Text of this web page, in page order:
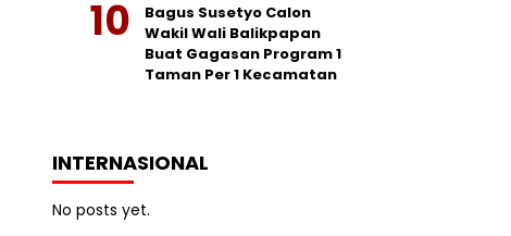
Bagus Susetyo Calon
Wakil Wali Balikpapan
Buat Gagasan Program 1
Taman Per 1 Kecamatan
INTERNASIONAL
No posts yet.